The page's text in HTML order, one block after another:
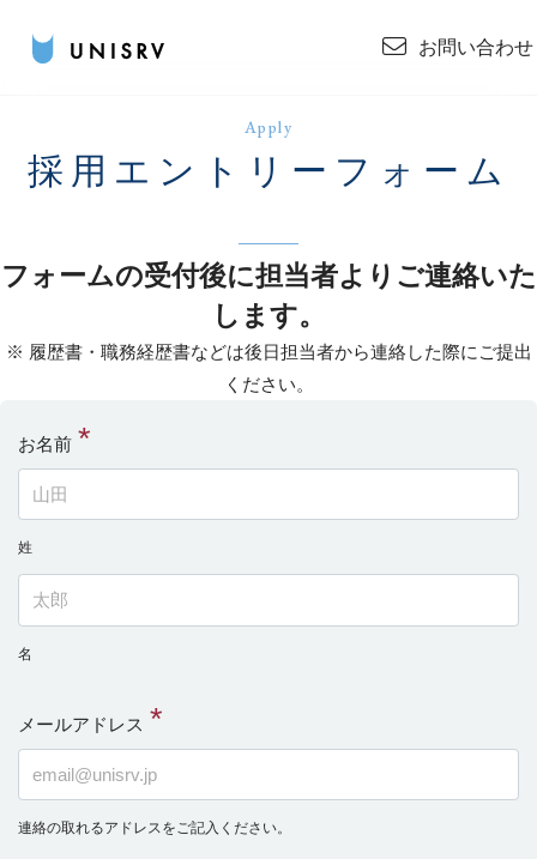
お問い合わせ
Apply
採用エントリーフォーム
フォームの受付後に担当者よりご連絡いた
します。
※ 履歴書・職務経歴書などは後日担当者から連絡した際にご提出
ください。
お名前
姓
名
メールアドレス
連絡の取れるアドレスをご記入ください。